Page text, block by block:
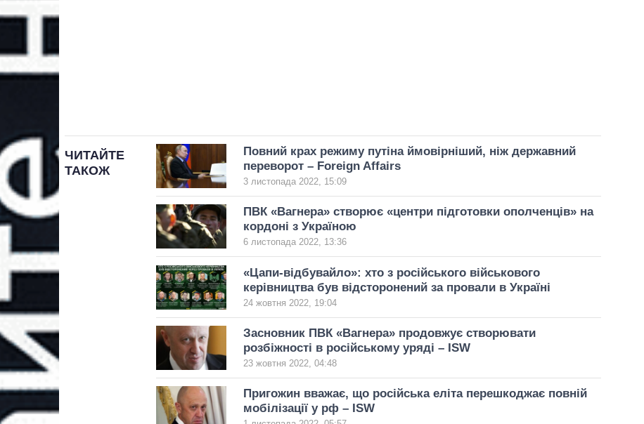
ЧИТАЙТЕ
ТАКОЖ
Повний крах режиму путіна ймовірніший, ніж державний
переворот – Foreign Affairs
3 листопада 2022, 15:09
ПВК «Вагнера» створює «центри підготовки ополченців» на
кордоні з Україною
6 листопада 2022, 13:36
«Цапи-відбувайло»: хто з російського військового
керівництва був відсторонений за провали в Україні
24 жовтня 2022, 19:04
Засновник ПВК «Вагнера» продовжує створювати
розбіжності в російському уряді – ISW
23 жовтня 2022, 04:48
Пригожин вважає, що російська еліта перешкоджає повній
мобілізації у рф – ISW